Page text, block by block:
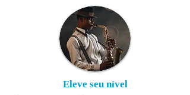
Eleve seu nível